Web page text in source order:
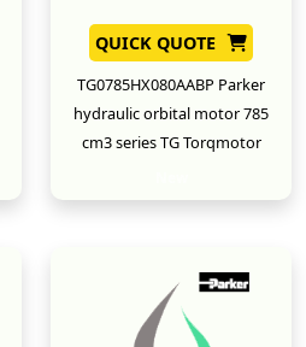
QUICK QUOTE
TG0785HX080AABP Parker
hydraulic orbital motor 785
cm3 series TG Torqmotor